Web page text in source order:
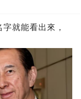
就能看出來，